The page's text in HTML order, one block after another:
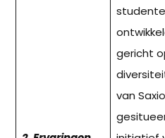
gericht
van